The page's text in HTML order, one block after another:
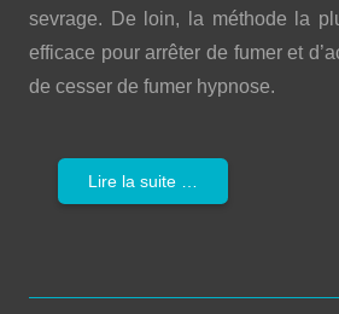
sevrage. De loin, la méthode la
efficace pour arrêter de fumer et
de cesser de fumer hypnose.
Lire la suite …